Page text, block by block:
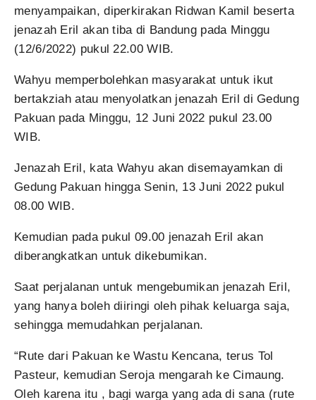
menyampaikan, diperkirakan Ridwan Kamil beserta
jenazah Eril akan tiba di Bandung pada Minggu
(12/6/2022) pukul 22.00 WIB.
Wahyu memperbolehkan masyarakat untuk ikut
bertakziah atau menyolatkan jenazah Eril di Gedung
Pakuan pada Minggu, 12 Juni 2022 pukul 23.00
WIB.
Jenazah Eril, kata Wahyu akan disemayamkan di
Gedung Pakuan hingga Senin, 13 Juni 2022 pukul
08.00 WIB.
Kemudian pada pukul 09.00 jenazah Eril akan
diberangkatkan untuk dikebumikan.
Saat perjalanan untuk mengebumikan jenazah Eril,
yang hanya boleh diiringi oleh pihak keluarga saja,
sehingga memudahkan perjalanan.
“Rute dari Pakuan ke Wastu Kencana, terus Tol
Pasteur, kemudian Seroja mengarah ke Cimaung.
Oleh karena itu , bagi warga yang ada di sana (rute